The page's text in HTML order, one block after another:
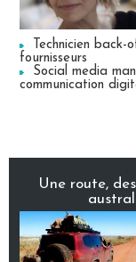
Technicien
fournisseurs
Social media
communication
Une route,